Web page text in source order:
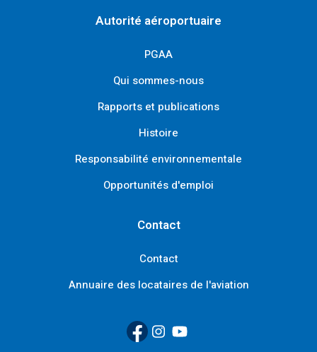
Autorité aéroportuaire
PGAA
Qui sommes-nous
Rapports et publications
Histoire
Responsabilité environnementale
Opportunités d'emploi
Contact
Contact
Annuaire des locataires de l'aviation
Facebook
(Link opens in new window)
Instagram
(Link opens in new window)
YouTube
(Link opens in new window)